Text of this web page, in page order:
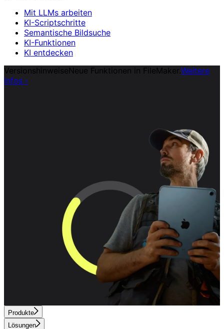
Mit LLMs arbeiten
KI-Scriptschritte
Semantische Bildsuche
KI-Funktionen
KI entdecken
VersionshinweiseNeue Funktionen in FileMaker.Weitere
Infos ›
Produkte
Lösungen